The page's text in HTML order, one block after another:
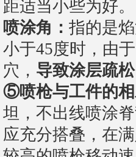
距适当小些为好。
喷涂角： 指的是
小于45度时，由
穴， 导致涂层疏
⑤喷枪与工件的
坦，不出线喷涂
应充分搭叠，在